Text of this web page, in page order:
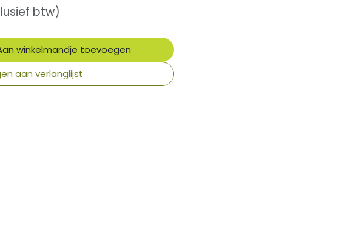
btw)
winkelmandje toevoegen
aan verlanglijst